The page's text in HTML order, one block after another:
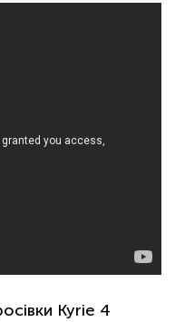
Kyrie 4